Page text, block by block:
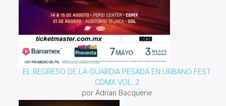
EL REGRESO DE LA GUARDIA PESADA EN URBANO FEST
CDMX VOL. 2
por Adrian Bacquerie